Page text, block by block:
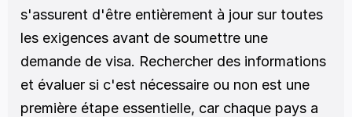
s'assurent d'être entièrement à jour sur toutes
les exigences avant de soumettre une
demande de visa. Rechercher des informations
et évaluer si c'est nécessaire ou non est une
première étape essentielle, car chaque pays a